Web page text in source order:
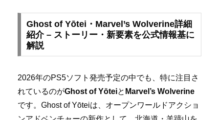
Ghost of Yōtei・Marvel’s Wolverine詳細
紹介 – ストーリー・新要素を公式情報基に
解説
2026年のPS5ソフト発売予定の中でも、特に注目さ
れているのがGhost of Yōteiと Marvel’s Wolverine
です。Ghost of Yōteiは、オープンワールドアクショ